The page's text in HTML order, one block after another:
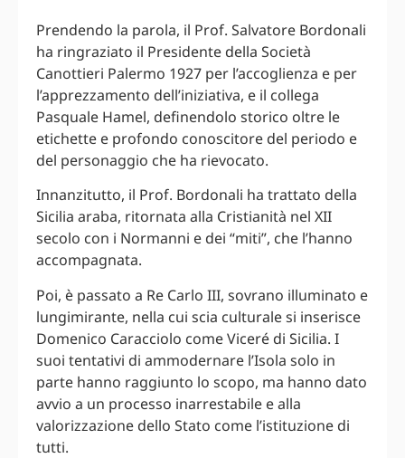
Prendendo la parola, il Prof. Salvatore Bordonali
ha ringraziato il Presidente della Società
Canottieri Palermo 1927 per l’accoglienza e per
l’apprezzamento dell’iniziativa, e il collega
Pasquale Hamel, definendolo storico oltre le
etichette e profondo conoscitore del periodo e
del personaggio che ha rievocato.
Innanzitutto, il Prof. Bordonali ha trattato della
Sicilia araba, ritornata alla Cristianità nel XII
secolo con i Normanni e dei “miti”, che l’hanno
accompagnata.
Poi, è passato a Re Carlo III, sovrano illuminato e
lungimirante, nella cui scia culturale si inserisce
Domenico Caracciolo come Viceré di Sicilia. I
suoi tentativi di ammodernare l’Isola solo in
parte hanno raggiunto lo scopo, ma hanno dato
avvio a un processo inarrestabile e alla
valorizzazione dello Stato come l’istituzione di
tutti.